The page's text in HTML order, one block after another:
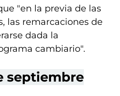
"en la previa de las
las remarcaciones de
dada la
cambiario".
septiembre